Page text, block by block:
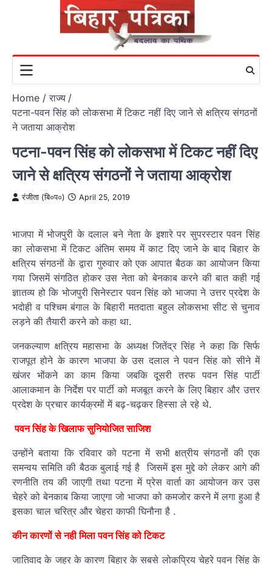
Home
राज्य
पटना-पवन सिंह को लोकसभा में टिकट नहीं दिए जाने से क्षत्रिय संगठनों
ने जताया आक्रोश
पटना-पवन सिंह को लोकसभा में टिकट नहीं दिए
जाने से क्षत्रिय संगठनों ने जताया आक्रोश
रंजीता (बि०प०) April 25, 2019
भाजपा में भोजपुरी के दलाल बने नेता के इशारे पर सुपरस्टार पवन सिंह
का लोकसभा में टिकट अंतिम समय में काट दिए जाने के बाद बिहार के
क्षत्रिय संगठनों के द्वारा गुरुवार को एक आपात बैठक का आयोजन किया
गया जिसमें संगठित होकर उस नेता को बेनकाब करने की बात कही गई
ज्ञातव्य हो कि भोजपुरी सिनेस्टार पवन सिंह को भाजपा ने उत्तर प्रदेश के
भदोही व पश्चिम बंगाल के बिहारी मतदाता बहुल लोकसभा सीट से चुनाव
लड़ने की तैयारी करने को कहा था.
जनकल्याण क्षत्रिय महासभा के अध्यक्ष जितेंद्र सिंह ने कहा कि सिर्फ
राजपूत होने के कारण भाजपा के उस दलाल ने पवन सिंह को सीने में
खंजर भोंकने का काम किया जबकि दूसरी तरफ पवन सिंह पार्टी
आलाकमान के निर्देश पर पार्टी को मजबूत करने के लिए बिहार और उत्तर
प्रदेश के प्रचार कार्यक्रमों में बढ़-चढ़कर हिस्सा ले रहे थे.
पवन सिंह के खिलाफ सुनियोजित साजिश
उन्होंने बताया कि रविवार को पटना में सभी क्षत्रीय संगठनों की एक
समन्वय समिति की बैठक बुलाई गई है जिसमें इस मुद्दे को लेकर आगे की
रणनीति तय की जाएगी तथा पटना में प्रेस वार्ता का आयोजन कर उस
चेहरे को बेनकाब किया जाएगा जो भाजपा को कमजोर करने में लगा हुआ है
इसका चाल चरित्र और चेहरा काफी घिनौना है .
कीन कारणों से नही मिला पवन सिंह को टिकट
जातिवाद के जहर के कारण बिहार के सबसे लोकप्रिय चेहरे पवन सिंह के